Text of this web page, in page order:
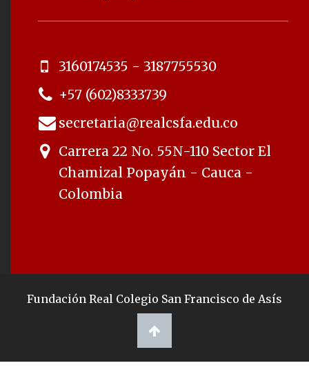
3160174535 - 3187755530
+57 (602)8333739
secretaria@realcsfa.edu.co
Carrera 22 No. 55N-110 Sector El
Chamizal Popayán - Cauca -
Colombia
Fundación Real Colegio San Francisco de Asís